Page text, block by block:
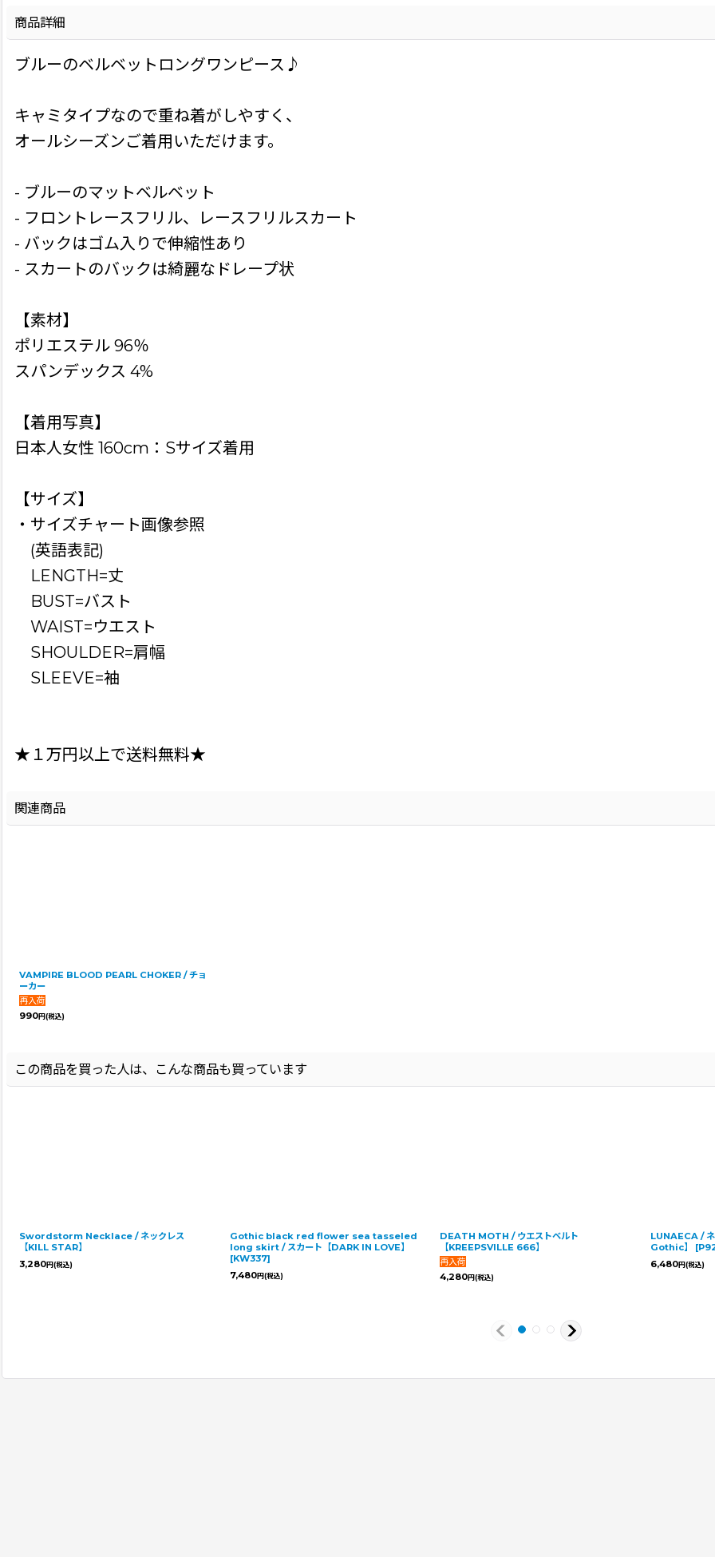
商品詳細
ブルーのベルベットロングワンピース♪
キャミタイプなので重ね着がしやすく、
オールシーズンご着用いただけます。
- ブルーのマットベルベット
- フロントレースフリル、レースフリルスカート
- バックはゴム入りで伸縮性あり
- スカートのバックは綺麗なドレープ状
【素材】
ポリエステル 96％
スパンデックス 4%
【着用写真】
日本人女性 160cm：Sサイズ着用
【サイズ】
・サイズチャート画像参照
(英語表記)
LENGTH=丈
BUST=バスト
WAIST=ウエスト
SHOULDER=肩幅
SLEEVE=袖
★１万円以上で送料無料★
関連商品
VAMPIRE BLOOD PEARL CHOKER / チョ
ーカー
990円 (税込)
この商品を買った人は、こんな商品も買っています
Gothic sexy black purple lace mini
Catacombs Necklace / ネックレス【KILL
STAR】
KW331]